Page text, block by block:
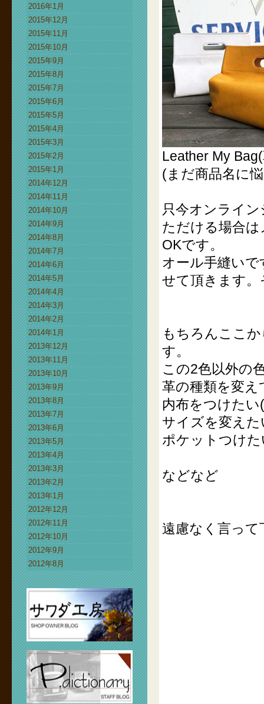
2016年1月
2015年12月
2015年11月
2015年10月
2015年9月
2015年8月
2015年7月
2015年6月
2015年5月
2015年4月
2015年3月
2015年2月
2015年1月
2014年12月
2014年11月
2014年10月
2014年9月
2014年8月
2014年7月
2014年6月
2014年5月
2014年4月
2014年3月
2014年2月
2014年1月
2013年12月
2013年11月
2013年10月
2013年9月
2013年8月
2013年7月
2013年6月
2013年5月
2013年4月
2013年3月
2013年2月
2013年1月
2012年12月
2012年11月
2012年10月
2012年9月
2012年8月
Leather My
(まだ商品名に
只今オンライ
ただける場合
OKです。
オール手縫い
せて頂きます
もちろんここ
す。
この2色以外の
革の種類を変え
内布をつけた
サイズを変えた
ポケットつけた
などなど
遠慮なく言って